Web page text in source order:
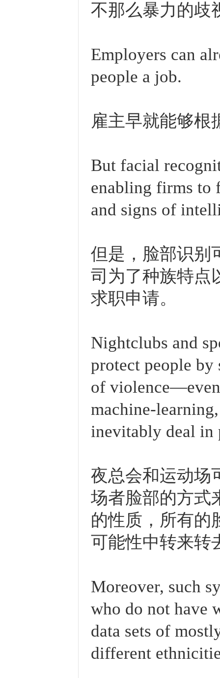
不那么暴力的歧
Employers can
people a job.
雇主早就能够根
But facial
enabling firms to
and signs of
但是，脸部识别
司为了种族特点
求职申请。
Nightclubs and
protect people by
of
machine-
inevitably deal in
夜总会和运动场
场者脸部的方
的性质，所有的
可能性中转来转
Moreover, such
who do not have
data sets of
different